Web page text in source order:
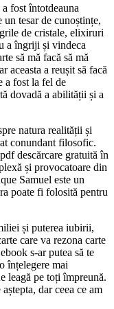
fost întotdeauna
un tesar de cunoștințe,
de cristale, elixiruri
a îngriji și vindeca
să mă facă să mă
aceasta a reușit să facă
a fost la fel de
dovadă a abilității și a
natura realității și
conundant filosofic.
descărcare gratuită în
și provocatoare din
Samuel este un
poate fi folosită pentru
și puterea iubirii,
care va rezona carte
s-ar putea să te
înțelegere mai
leagă pe toți împreună.
dar ceea ce am